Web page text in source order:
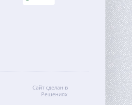
Сайт сделан в
Решениях